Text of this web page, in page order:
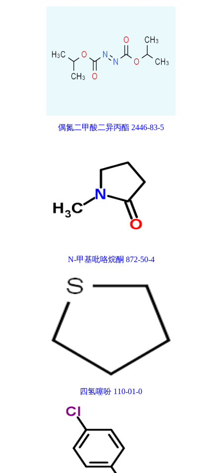
偶氮二甲酸二异丙酯 2446-83-5
N-甲基吡咯烷酮 872-50-4
四氢噻吩 110-01-0